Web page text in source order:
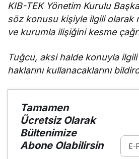
KIB-TEK Yönetim Kurulu
söz konusu kişiyle ilgili olarak
ve kurumla ilişiğini kesme
Tuğcu, aksi halde konuyla
haklarını kullanacaklarını
Tamamen
Ücretsiz Olarak
Bültenimize
Abone Olabilirsin